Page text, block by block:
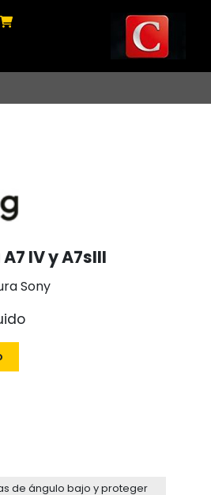
IV y A7sIII
Sony
de ángulo bajo y proteger